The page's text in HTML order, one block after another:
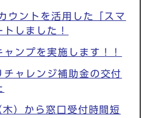
ウントを活用した「スマ
しました！
ンプを実施します！！
チャレンジ補助金の交付
）から窓口受付時間短